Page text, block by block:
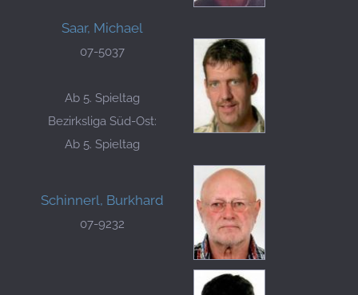
Saar, Michael
07-5037
Ab 5. Spieltag
Bezirksliga Süd-Ost:
Ab 5. Spieltag
Schinnerl, Burkhard
07-9232